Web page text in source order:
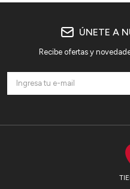
ÚNETE A
Recibe ofertas y